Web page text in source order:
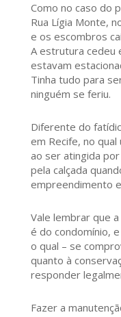
Como no caso do
Rua Lígia Monte,
e os escombros
A estrutura cedeu
estavam
Tinha tudo para
ninguém se feriu.
Diferente do
em Recife, no
ao ser atingida
pela calçada
empreendimento
Vale lembrar que
é do condomínio,
o qual – se
quanto à
responder
Fazer a